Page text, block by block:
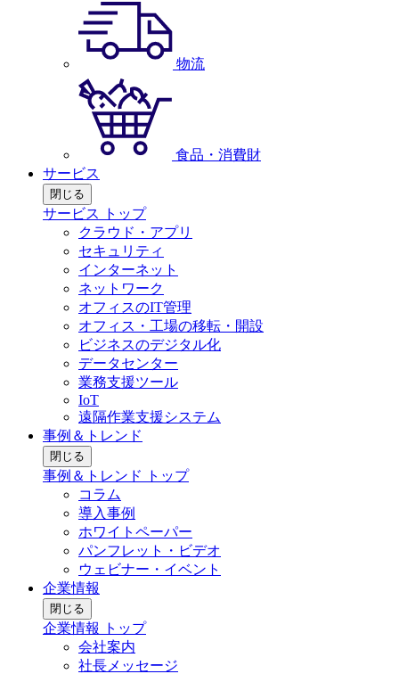
物流
食品・消費財
サービス
閉じる
サービス トップ
クラウド・アプリ
セキュリティ
インターネット
ネットワーク
オフィスのIT管理
オフィス・工場の移転・開設
ビジネスのデジタル化
データセンター
業務支援ツール
IoT
遠隔作業支援システム
事例＆トレンド
閉じる
事例＆トレンド トップ
コラム
導入事例
ホワイトペーパー
パンフレット・ビデオ
ウェビナー・イベント
企業情報
閉じる
企業情報 トップ
会社案内
社長メッセージ